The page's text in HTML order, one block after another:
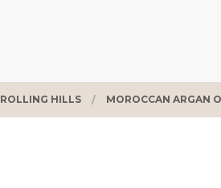
ROLLING HILLS MOROCCAN ARGAN